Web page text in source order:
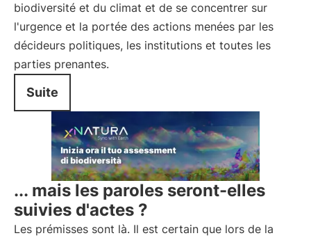
biodiversité et du climat et de se concentrer sur
l'urgence et la portée des actions menées par les
décideurs politiques, les institutions et toutes les
parties prenantes.
Suite
... mais les paroles seront-elles
suivies d'actes ?
Les prémisses sont là. Il est certain que lors de la